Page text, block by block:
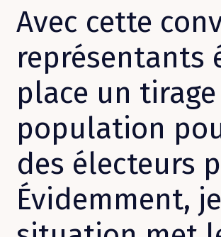
Avec cette
représentants
place un
population
des électeurs
Évidemment,